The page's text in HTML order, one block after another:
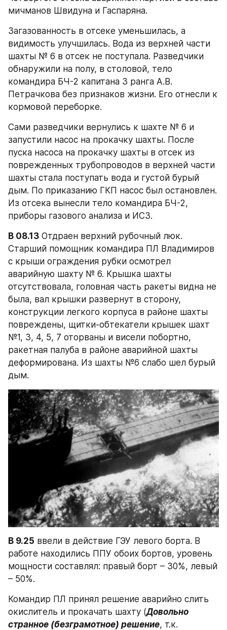
мичманов Швидуна и Гаспаряна.
Загазованность в отсеке уменьшилась, а
видимость улучшилась. Вода из верхней части
шахты № 6 в отсек не поступала. Разведчики
обнаружили на полу, в столовой, тело
командира БЧ-2 капитана 3 ранга А.В.
Петрачкова без признаков жизни. Его отнесли к
кормовой переборке.
Сами разведчики вернулись к шахте № 6 и
запустили насос на прокачку шахты. После
пуска насоса на прокачку шахты в отсек из
поврежденных трубопроводов в верхней части
шахты стала поступать вода и густой бурый
дым. По приказанию ГКП насос был остановлен.
Из отсека вынесли тело командира БЧ-2,
приборы газового анализа и ИСЗ.
В 08.13 Отдраен верхний рубочный люк.
Старший помощник командира ПЛ Владимиров
с крыши ограждения рубки осмотрел
аварийную шахту № 6. Крышка шахты
отсутствовала, головная часть ракеты видна не
была, вал крышки развернут в сторону,
конструкции легкого корпуса в районе шахты
повреждены, щитки-обтекатели крышек шахт
№1, 3, 4, 5, 7 оторваны и висели побортно,
ракетная палуба в районе аварийной шахты
деформирована. Из шахты №6 слабо шел бурый
дым.
В 9.25 ввели в действие ГЭУ левого борта. В
работе находились ППУ обоих бортов, уровень
мощности составлял: правый борт – 30%, левый
– 50%.
Командир ПЛ принял решение аварийно слить
окислитель и прокачать шахту (Довольно
странное (безграмотное) решение, т.к.